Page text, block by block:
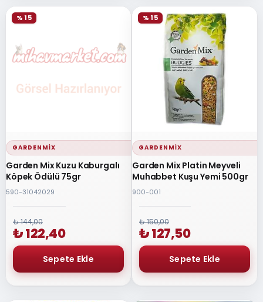
GARDENMIX
Garden Mix Kuzu Kaburgalı
Köpek Ödülü 75gr
590-31042029
% 15
₺ 144,00
₺ 122,40
GARDENMIX
Garden Mix Platin Meyveli
Muhabbet Kuşu Yemi 500gr
900-001
% 15
₺ 150,00
₺ 127,50